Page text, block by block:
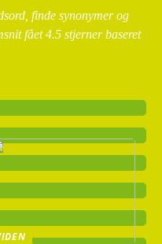
finde synonymer og
fået4.5 stjerner baseret